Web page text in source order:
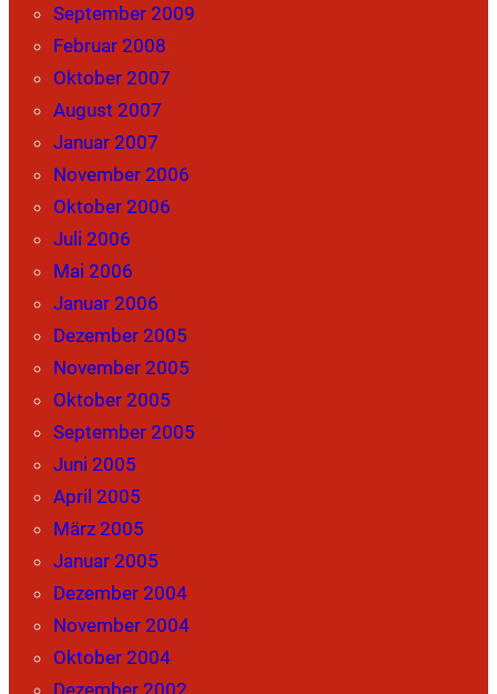
September 2009
Februar 2008
Oktober 2007
August 2007
Januar 2007
November 2006
Oktober 2006
Juli 2006
Mai 2006
Januar 2006
Dezember 2005
November 2005
Oktober 2005
September 2005
Juni 2005
April 2005
März 2005
Januar 2005
Dezember 2004
November 2004
Oktober 2004
Dezember 2002